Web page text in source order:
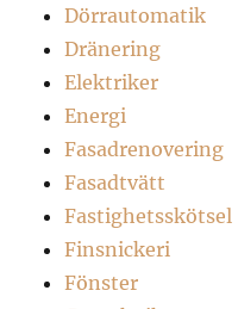
Dörrautomatik
Dränering
Elektriker
Energi
Fasadrenovering
Fasadtvätt
Fastighetsskötsel
Finsnickeri
Fönster